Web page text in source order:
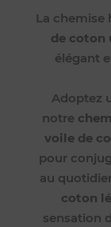
La
de coton
élégant
Adoptez
notre
voile de
pour
au
coton
sensation